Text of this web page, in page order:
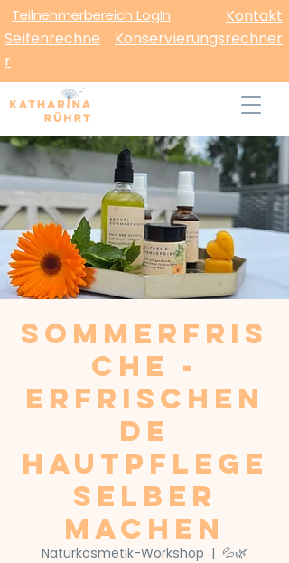
Teilnehmerbereich LogIn
Kontakt
Seifenrechne
r
Konservierungsrechner
Sommerfris
che -
Erfrischen
de
Hautpflege
selber
machen
Naturkosmetik-Workshop
  |
💦🌿